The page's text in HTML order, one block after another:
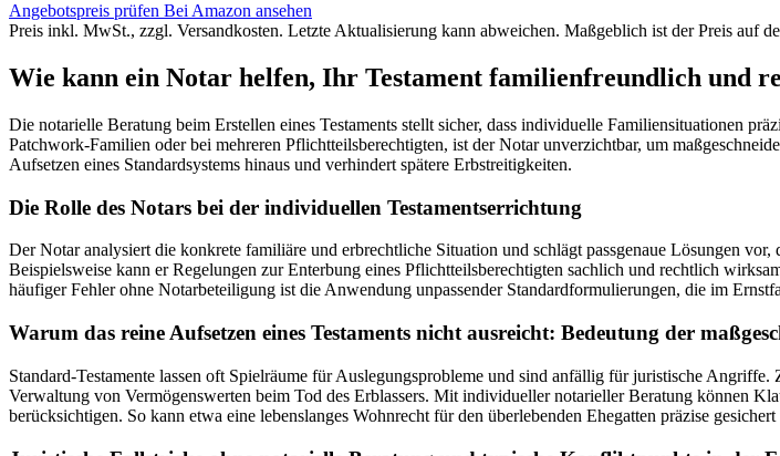
Angebotspreis prüfen Bei Amazon ansehen
Preis inkl. MwSt., zzgl. Versandkosten. Letzte Aktualisierung kann abweichen. Maßgeblich ist der Preis auf
Wie kann ein Notar helfen, Ihr Testament familienfreundlich und
Die notarielle Beratung beim Erstellen eines Testaments stellt sicher, dass individuelle Familiensituationen
Patchwork-Familien oder bei mehreren Pflichtteilsberechtigten, ist der Notar unverzichtbar, um
Aufsetzen eines Standardsystems hinaus und verhindert spätere Erbstreitigkeiten.
Die Rolle des Notars bei der individuellen Testamentserrichtung
Der Notar analysiert die konkrete familiäre und erbrechtliche Situation und schlägt passgenaue Lösungen
Beispielsweise kann er Regelungen zur Enterbung eines Pflichtteilsberechtigten sachlich und rechtlich
häufiger Fehler ohne Notarbeteiligung ist die Anwendung unpassender Standardformulierungen, die im
Warum das reine Aufsetzen eines Testaments nicht ausreicht: Bedeutung der
Standard-Testamente lassen oft Spielräume für Auslegungsprobleme und sind anfällig für juristische
Verwaltung von Vermögenswerten beim Tod des Erblassers. Mit individueller notarieller Beratung können
berücksichtigen. So kann etwa eine lebenslanges Wohnrecht für den überlebenden Ehegatten präzise